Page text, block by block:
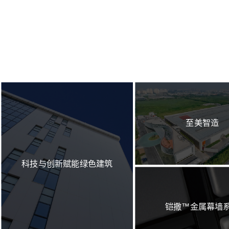
科技与创新赋能绿色建筑
至美智造
铠撒™金属幕墙